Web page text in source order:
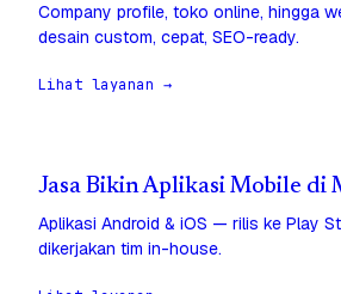
Company profile, toko online, hingga
desain custom, cepat, SEO-ready.
Lihat layanan →
Jasa Bikin Aplikasi Mobile di
Aplikasi Android & iOS — rilis ke Play
dikerjakan tim in-house.